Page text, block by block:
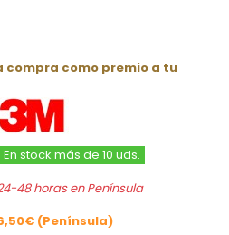
compra como premio a tu
En stock más de 10 uds.
48 horas en Península
(Península)